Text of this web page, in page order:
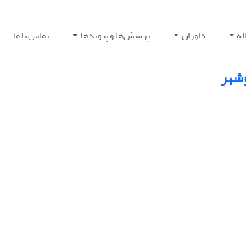
داوران پرسش‌ها و پیوندها تماس با ما